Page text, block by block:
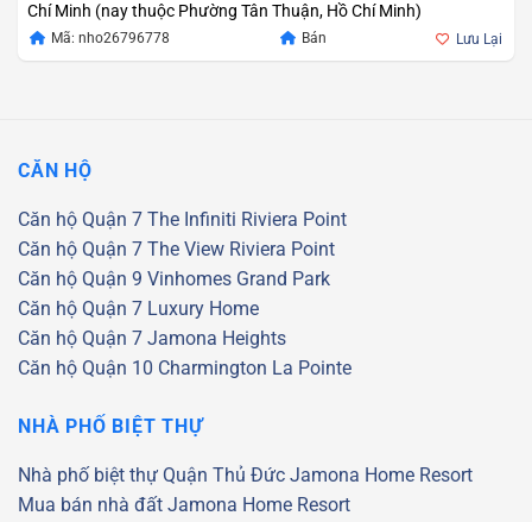
Chí Minh (nay thuộc Phường Tân Thuận, Hồ Chí Minh)
Mã: nho26796778 Bán Lưu Lại
CĂN HỘ
Căn hộ Quận 7 The Infiniti Riviera Point
Căn hộ Quận 7 The View Riviera Point
Căn hộ Quận 9 Vinhomes Grand Park
Căn hộ Quận 7 Luxury Home
Căn hộ Quận 7 Jamona Heights
Căn hộ Quận 10 Charmington La Pointe
NHÀ PHỐ BIỆT THỰ
Nhà phố biệt thự Quận Thủ Đức Jamona Home Resort
Mua bán nhà đất Jamona Home Resort